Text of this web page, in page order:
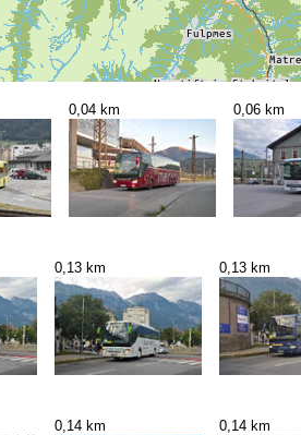
0,04 km 0,06 km
0,13 km 0,13 km
0,14 km 0,14 km